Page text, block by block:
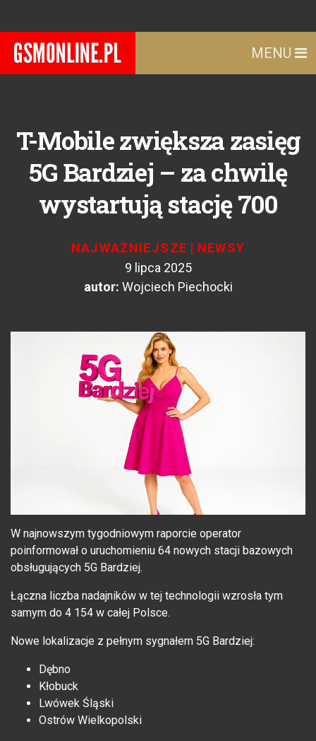
MENU
T-Mobile zwiększa zasięg
5G Bardziej – za chwilę
wystartują stację 700
NAJWAŻNIEJSZE | NEWSY
9 lipca 2025
autor: Wojciech Piechocki
W najnowszym tygodniowym raporcie operator
poinformował o uruchomieniu 64 nowych stacji bazowych
obsługujących 5G Bardziej.
Łączna liczba nadajników w tej technologii wzrosła tym
samym do 4 154 w całej Polsce.
Nowe lokalizacje z pełnym sygnałem 5G Bardziej:
Dębno
Kłobuck
Lwówek Śląski
Ostrów Wielkopolski